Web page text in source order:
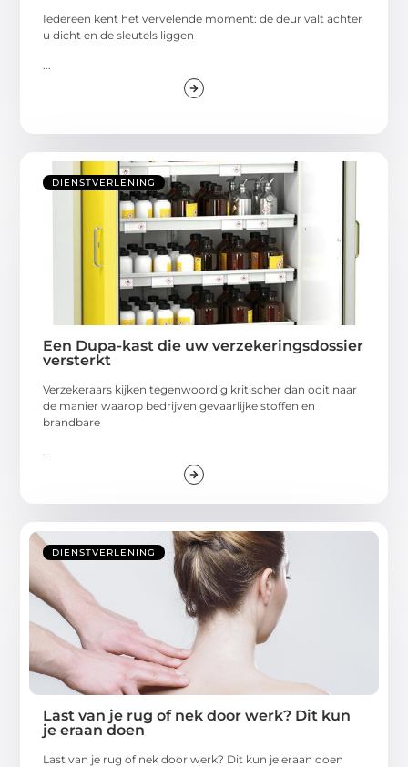
Iedereen kent het vervelende moment: de deur valt achter
u dicht en de sleutels liggen
DIENSTVERLENING
Een Dupa-kast die uw verzekeringsdossier
versterkt
Verzekeraars kijken tegenwoordig kritischer dan ooit naar
de manier waarop bedrijven gevaarlijke stoffen en
brandbare
...
DIENSTVERLENING
Last van je rug of nek door werk? Dit kun
je eraan doen
Last van je rug of nek door werk? Dit kun je eraan doen